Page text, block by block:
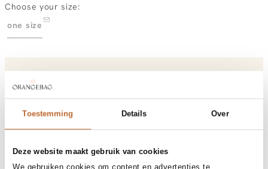
Toestemming Details Over
Deze website maakt gebruik van cookies
We gebruiken cookies om content en advertenties te
Choose your size:
one size
Order by, tuesday gratis delivered tomorrow
Free shipping over €99
30-day returns
Materials and care